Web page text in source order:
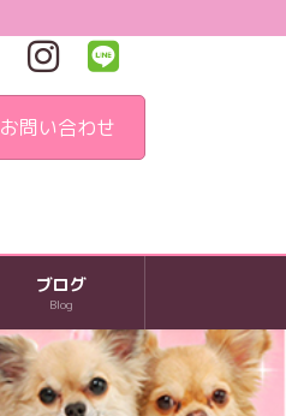
お問い合わせ
ブログ
Blog